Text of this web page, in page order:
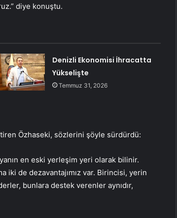
diye konuştu.
Denizli Ekonomisi İhracatta
Yükselişte
Temmuz 31, 2026
Özhaseki, sözlerini şöyle sürdürdü:
en eski yerleşim yeri olarak bilinir.
iki de dezavantajımız var. Birincisi, yerin
bunlara destek verenler aynıdır,